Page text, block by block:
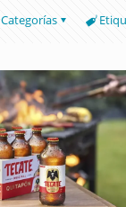
Categorías